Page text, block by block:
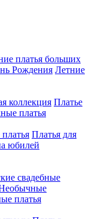
платья больших
Рождения Летние
коллекция Платье
платья
Платья для
юбилей
свадебные
платья